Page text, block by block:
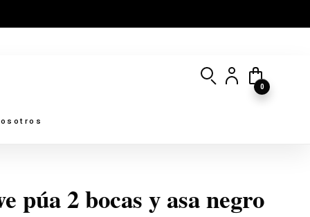
0
púa 2 bocas y asa negro